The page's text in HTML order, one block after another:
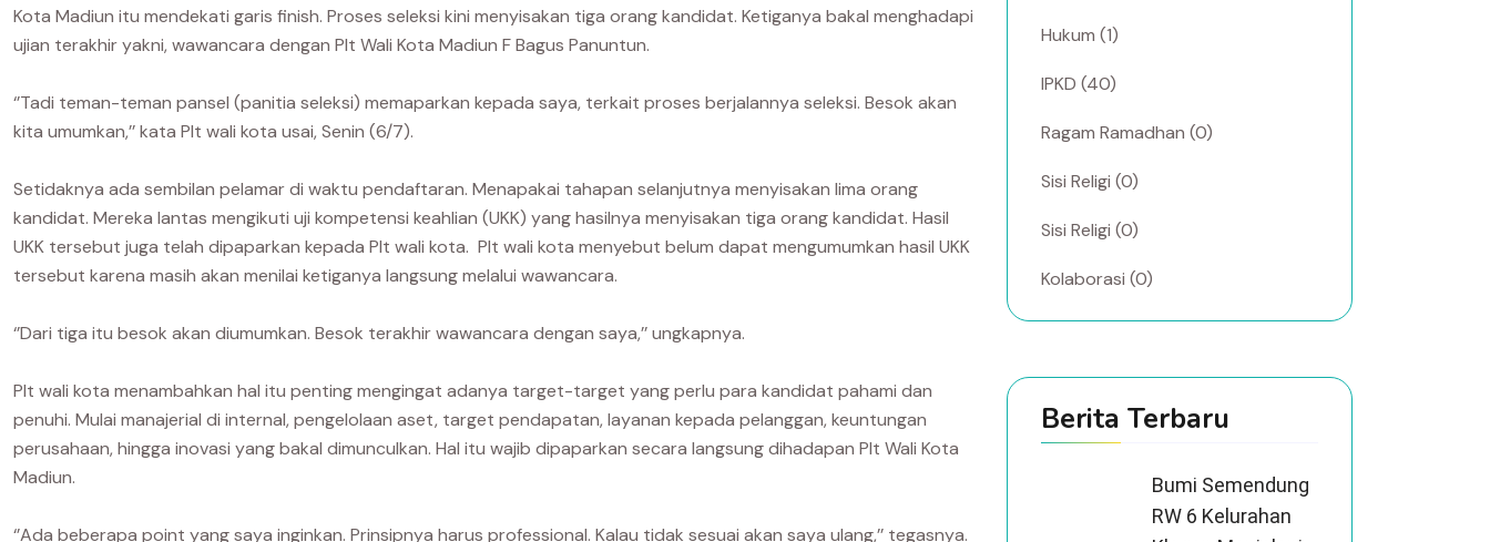
Kota Madiun itu mendekati garis finish. Proses seleksi kini menyisakan tiga orang kandidat. Ketiganya bakal menghadapi
ujian terakhir yakni, wawancara dengan Plt Wali Kota Madiun F Bagus Panuntun.
‘’Tadi teman-teman pansel (panitia seleksi) memaparkan kepada saya, terkait proses berjalannya seleksi. Besok akan
kita umumkan,’’ kata Plt wali kota usai, Senin (6/7).
Setidaknya ada sembilan pelamar di waktu pendaftaran. Menapakai tahapan selanjutnya menyisakan lima orang
kandidat. Mereka lantas mengikuti uji kompetensi keahlian (UKK) yang hasilnya menyisakan tiga orang kandidat. Hasil
UKK tersebut juga telah dipaparkan kepada Plt wali kota. Plt wali kota menyebut belum dapat mengumumkan hasil UKK
tersebut karena masih akan menilai ketiganya langsung melalui wawancara.
‘’Dari tiga itu besok akan diumumkan. Besok terakhir wawancara dengan saya,’’ ungkapnya.
Plt wali kota menambahkan hal itu penting mengingat adanya target-target yang perlu para kandidat pahami dan
penuhi. Mulai manajerial di internal, pengelolaan aset, target pendapatan, layanan kepada pelanggan, keuntungan
perusahaan, hingga inovasi yang bakal dimunculkan. Hal itu wajib dipaparkan secara langsung dihadapan Plt Wali Kota
Madiun.
‘’Ada beberapa point yang saya inginkan. Prinsipnya harus professional. Kalau tidak sesuai akan saya ulang,’’ tegasnya.
Hukum (1)
IPKD (40)
Ragam Ramadhan (0)
Sisi Religi (0)
Sisi Religi (0)
Kolaborasi (0)
Berita Terbaru
Bumi Semendung
RW 6 Kelurahan